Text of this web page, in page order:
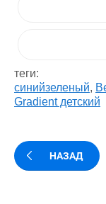
теги:
синийзеленый,
Gradient детский
НАЗАД